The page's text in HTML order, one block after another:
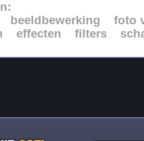
beeldbewerking
foto
effecten filters